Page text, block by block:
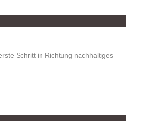
Schritt in Richtung nachhaltiges